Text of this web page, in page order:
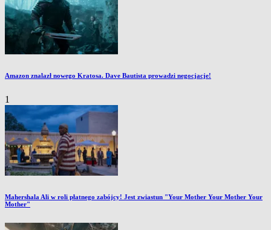
Amazon znalazł nowego Kratosa. Dave Bautista prowadzi negocjacje!
1
Mahershala Ali w roli płatnego zabójcy! Jest zwiastun "Your Mother Your Mother Your
Mother"